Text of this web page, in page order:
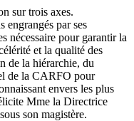
sur trois axes.
engrangés par ses
nécessaire pour garantir la
et la qualité des
de la hiérarchie, du
de la CARFO pour
envers les plus
Mme la Directrice
son magistère.